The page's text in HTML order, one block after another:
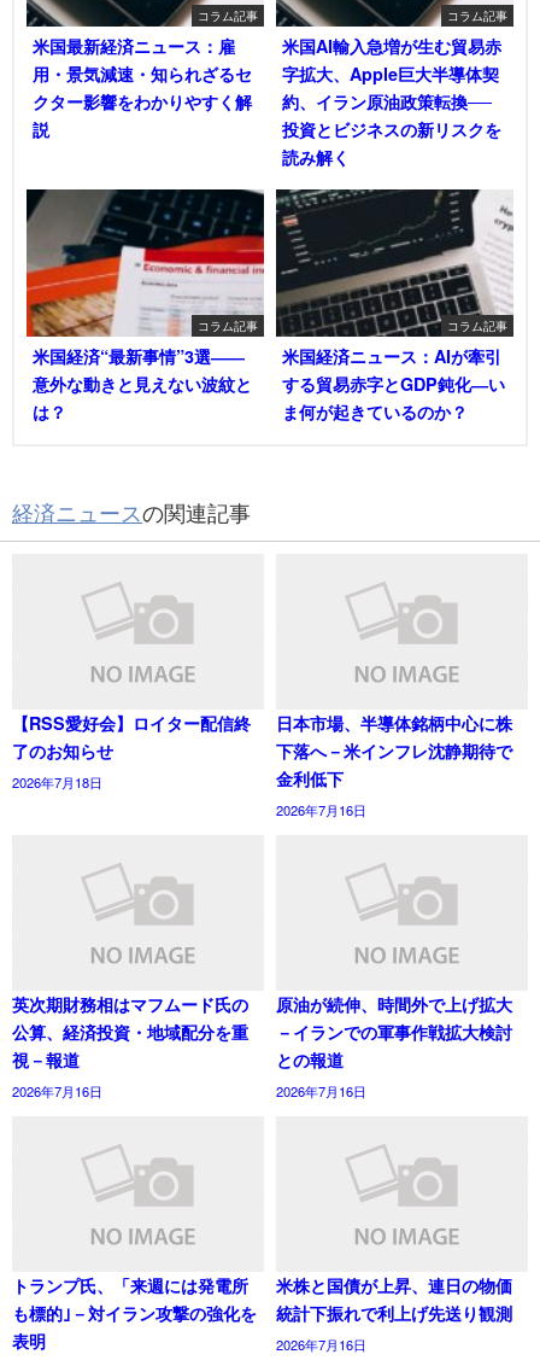
コラム記事
米国最新経済ニュース：雇
用・景気減速・知られざるセ
クター影響をわかりやすく解
説
コラム記事
米国AI輸入急増が生む貿易赤
字拡大、Apple巨大半導体契
約、イラン原油政策転換──
投資とビジネスの新リスクを
読み解く
コラム記事
米国経済“最新事情”3選――
意外な動きと見えない波紋と
は？
コラム記事
米国経済ニュース：AIが牽引
する貿易赤字とGDP鈍化―い
ま何が起きているのか？
経済ニュースの関連記事
【RSS愛好会】ロイター配信終
了のお知らせ
2026年7月18日
日本市場、半導体銘柄中心に株
下落へ－米インフレ沈静期待で
金利低下
2026年7月16日
英次期財務相はマフムード氏の
公算、経済投資・地域配分を重
視－報道
2026年7月16日
原油が続伸、時間外で上げ拡大
－イランでの軍事作戦拡大検討
との報道
2026年7月16日
トランプ氏、「来週には発電所
も標的｣－対イラン攻撃の強化を
表明
米株と国債が上昇、連日の物価
統計下振れで利上げ先送り観測
2026年7月16日